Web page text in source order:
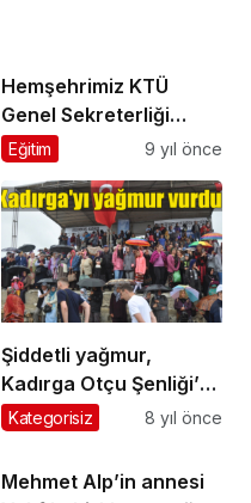
Hemşehrimiz KTÜ
Genel Sekreterliği
görevine atandı
Eğitim 9 yıl önce
Şiddetli yağmur,
Kadırga Otçu Şenliği’ni
çileye dönüştürdü
Kategorisiz 8 yıl önce
Mehmet Alp’in annesi